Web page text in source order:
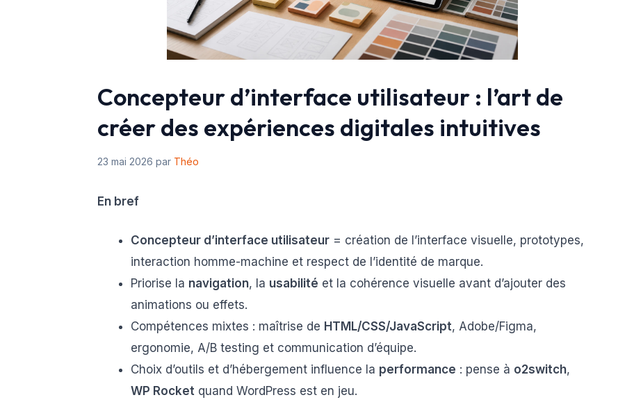
Concepteur d’interface utilisateur : l’art de
créer des expériences digitales intuitives
23 mai 2026 par Théo
En bref
Concepteur d’interface utilisateur = création de l’interface visuelle, prototypes,
interaction homme-machine et respect de l’identité de marque.
Priorise la navigation, la usabilité et la cohérence visuelle avant d’ajouter des
animations ou effets.
Compétences mixtes : maîtrise de HTML/CSS/JavaScript, Adobe/Figma,
ergonomie, A/B testing et communication d’équipe.
Choix d’outils et d’hébergement influence la performance : pense à o2switch,
WP Rocket quand WordPress est en jeu.